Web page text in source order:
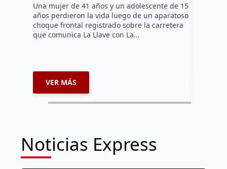
Una mujer de 41 años y un adolescente de 15
años perdieron la vida luego de un aparatoso
choque frontal registrado sobre la carretera
que comunica La Llave con La…
VER MÁS
Noticias Express